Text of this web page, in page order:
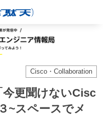
Cisco・Collaboration
更聞けないCisc
~スペースでメ